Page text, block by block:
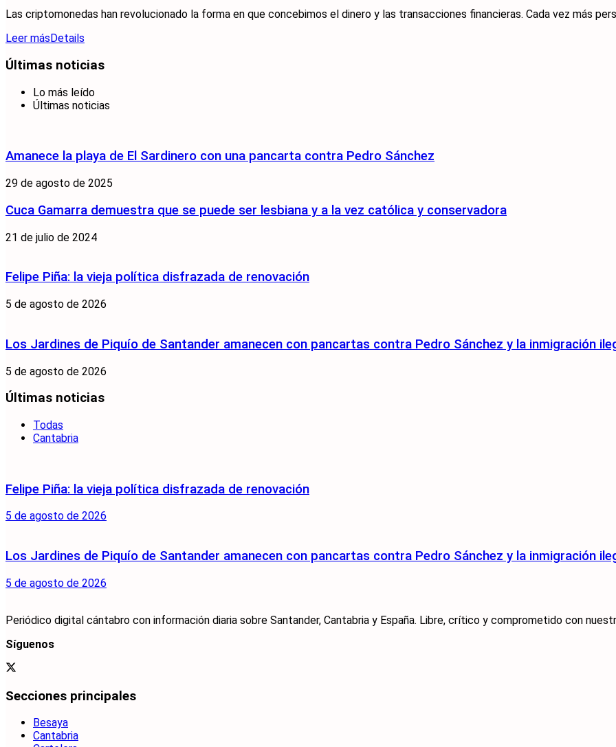
Las criptomonedas han revolucionado la forma en que concebimos el dinero y las transacciones financieras. Cada vez más
Leer más Details
Últimas noticias
Lo más leído
Últimas noticias
Amanece la playa de El Sardinero con una pancarta contra Pedro Sánchez
29 de agosto de 2025
Cuca Gamarra demuestra que se puede ser lesbiana y a la vez católica y conservadora
21 de julio de 2024
Felipe Piña: la vieja política disfrazada de renovación
5 de agosto de 2026
Los Jardines de Piquío de Santander amanecen con pancartas contra Pedro Sánchez y la inmigración
5 de agosto de 2026
Últimas noticias
Todas
Cantabria
Felipe Piña: la vieja política disfrazada de renovación
5 de agosto de 2026
Los Jardines de Piquío de Santander amanecen con pancartas contra Pedro Sánchez y la inmigración
5 de agosto de 2026
Periódico digital cántabro con información diaria sobre Santander, Cantabria y España. Libre, crítico y comprometido con
Síguenos
Secciones principales
Besaya
Cantabria